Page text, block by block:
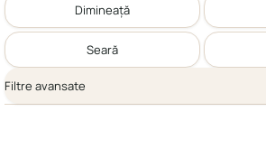
Dimineață
Seară
Filtre avansate